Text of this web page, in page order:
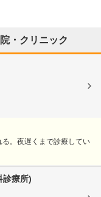
・クリニック
。夜遅くまで診療してい
診療所)